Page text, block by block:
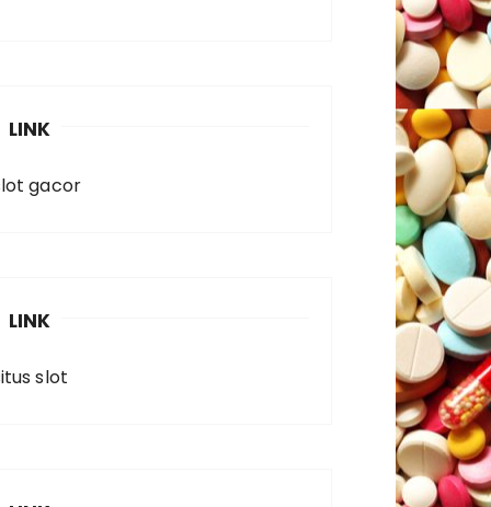
LINK
gacor
LINK
slot